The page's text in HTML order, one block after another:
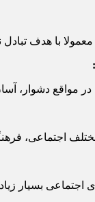
با هدف
مواقع دشوار،
اجتماعی،
بسیار